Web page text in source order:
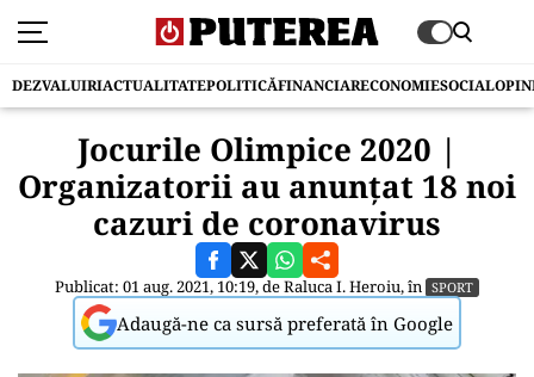
DEZVALUIRIACTUALITATEPOLITICĂFINANCIARECONOMIESOCIAL
Jocurile Olimpice 2020 |
Organizatorii au anunţat 18 noi
cazuri de coronavirus
Publicat: 01 aug. 2021, 10:19, deRaluca I. Heroiu, în SPORT
Adaugă-ne ca sursă preferată în Google